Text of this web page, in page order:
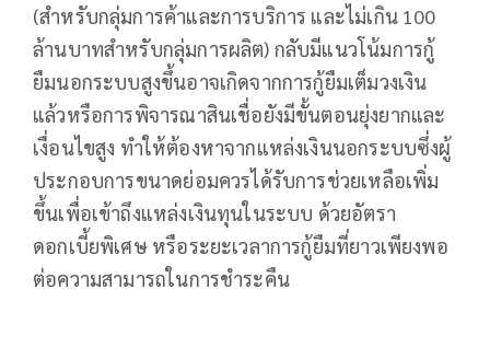
(สำหรับกลุ่มการค้าและการบริการ และไม่เกิน 100
ล้านบาทสำหรับกลุ่มการผลิต) กลับมีแนวโน้มการกู้
ยืมนอกระบบสูงขึ้นอาจเกิดจากการกู้ยืมเต็มวงเงิน
แล้วหรือการพิจารณาสินเชื่อยังมีขั้นตอนยุ่งยากและ
เงื่อนไขสูง ทำให้ต้องหาจากแหล่งเงินนอกระบบซึ่งผู้
ประกอบการขนาดย่อมควรได้รับการช่วยเหลือเพิ่ม
ขึ้นเพื่อเข้าถึงแหล่งเงินทุนในระบบ ด้วยอัตรา
ดอกเบี้ยพิเศษ หรือระยะเวลาการกู้ยืมที่ยาวเพียงพอ
ต่อความสามารถในการชำระคืน